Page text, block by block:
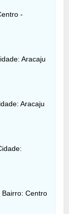
-
Aracaju
Aracaju
Bairro: Centro